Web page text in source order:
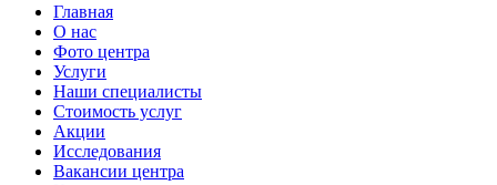
Главная
О нас
Фото центра
Услуги
Наши специалисты
Стоимость услуг
Акции
Исследования
Вакансии центра